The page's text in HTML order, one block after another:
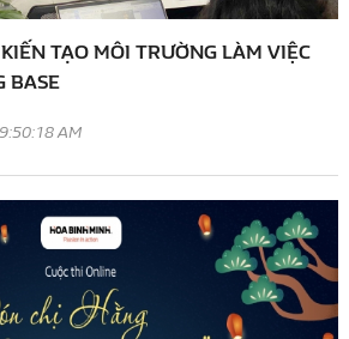
TẠO MÔI TRƯỜNG LÀM VIỆC
BASE
AM